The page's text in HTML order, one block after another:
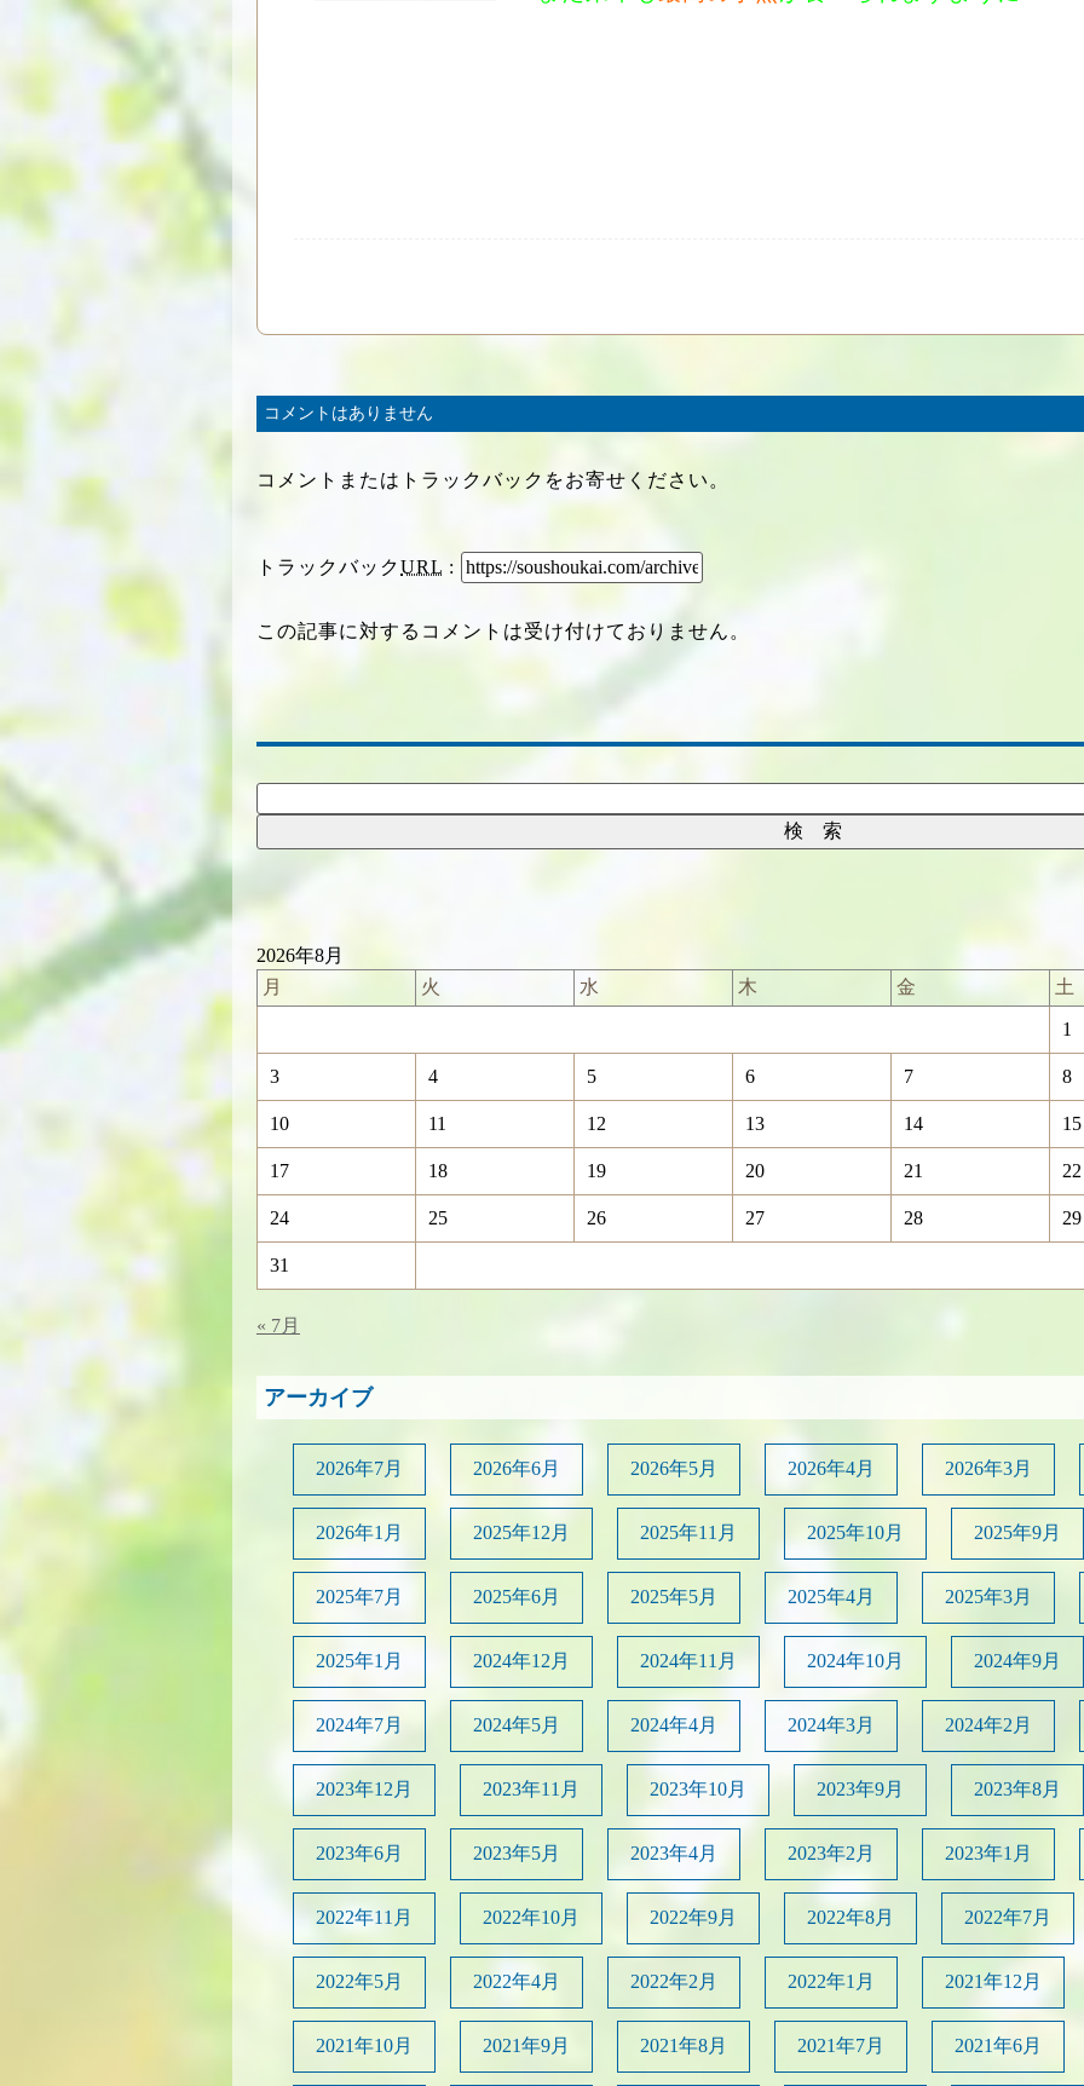
コメントはありません
コメントまたはトラックバックをお寄せください。
トラックバックURL :
この記事に対するコメントは受け付けておりません。
2026年8月
月
火 水 木 金 土
1
3 4 5 6 7 8
10 11 12 13 14 15
17 18 19 20 21 22
24 25 26 27 28 29
31
« 7月
アーカイブ
2026年7月 2026年6月 2026年5月 2026年4月 2026年3月
2026年1月 2025年12月 2025年11月 2025年10月 2025年9月
2025年7月 2025年6月 2025年5月 2025年4月 2025年3月
2025年1月 2024年12月 2024年11月 2024年10月 2024年9月
2024年7月 2024年5月 2024年4月 2024年3月 2024年2月
2023年12月 2023年11月 2023年10月 2023年9月 2023年8月
2023年6月 2023年5月 2023年4月 2023年2月 2023年1月
2022年11月 2022年10月 2022年9月 2022年8月 2022年7月
2022年5月 2022年4月 2022年2月 2022年1月 2021年12月
2021年10月 2021年9月 2021年8月 2021年7月 2021年6月